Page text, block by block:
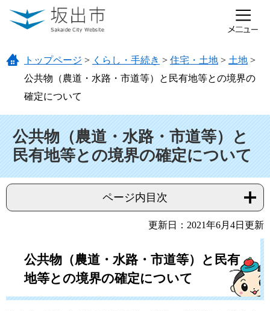
ページの先頭です。
メニューを飛ばして本文へ
トップページ > くらし・手続き > 住宅・土地 > 土地 >
公共物（農道・水路・市道等）と民有地等との境界の
確定について
公共物（農道・水路・市道等）と
民有地等との境界の確定について
ページ内目次
更新日：2021年6月4日更新
公共物（農道・水路・市道等）と民有
地等との境界の確定について